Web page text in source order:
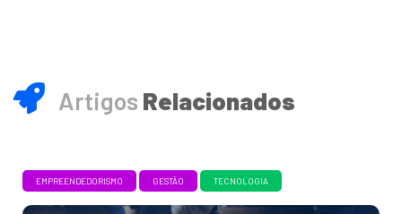
Artigos Relacionados
EMPREENDEDORISMO GESTÃO TECNOLOGIA